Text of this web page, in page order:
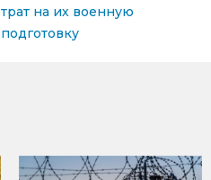
трат на их военную
подготовку